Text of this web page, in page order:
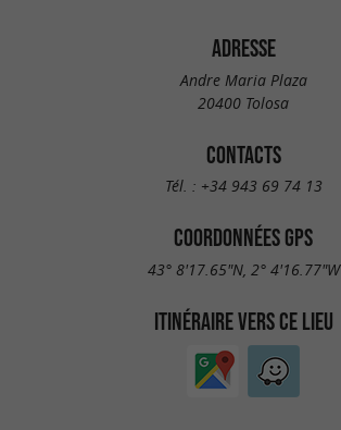
ADRESSE
Andre Maria Plaza
20400 Tolosa
CONTACTS
Tél. : +34 943 69 74 13
COORDONNÉES GPS
43° 8'17.65"N, 2° 4'16.77"W
ITINÉRAIRE VERS CE LIEU